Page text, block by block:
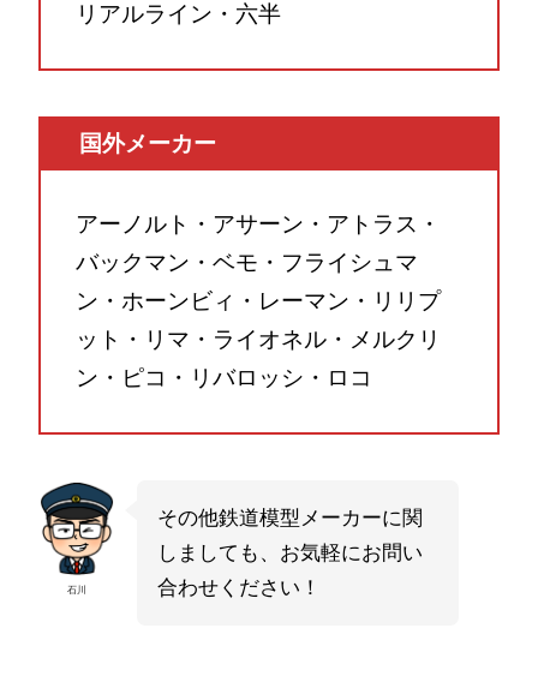
リアルライン・六半
国外メーカー
アーノルト・アサーン・アトラス・
バックマン・ベモ・フライシュマ
ン・ホーンビィ・レーマン・リリプ
ット・リマ・ライオネル・メルクリ
ン・ピコ・リバロッシ・ロコ
石川
その他鉄道模型メーカーに関
しましても、お気軽にお問い
合わせください！